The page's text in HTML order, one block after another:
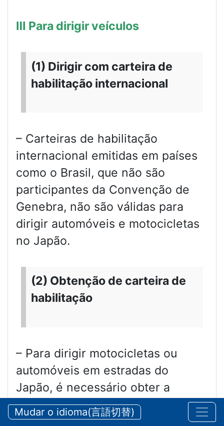
Ⅲ Para dirigir veículos
(1) Dirigir com carteira de
habilitação internacional
– Carteiras de habilitação
internacional emitidas em países
como o Brasil, que não são
participantes da Convenção de
Genebra, não são válidas para
dirigir automóveis e motocicletas
no Japão.
(2) Obtenção de carteira de
habilitação
– Para dirigir motocicletas ou
automóveis em estradas do
Japão, é necessário obter a
carteira de habilitação para a
respectiva categoria de veículo.
Mudar o idioma(言語切替)